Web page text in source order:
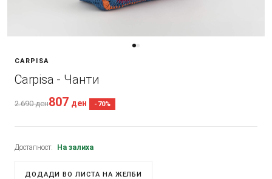
CARPISA
Carpisa - Чанти
2.690ден807 ден -70%
Достапност: На залиха
ДОДАДИ ВО ЛИСТА НА ЖЕЛБИ